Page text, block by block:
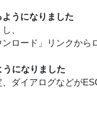
うになりました
、
ロード」リンクから
うになりました
ダイアログなどが